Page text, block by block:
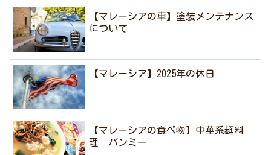
【マレーシアの車】塗装メンテナンス
について
【マレーシア】2025年の休日
【マレーシアの食べ物】中華系麺料
理 パンミー